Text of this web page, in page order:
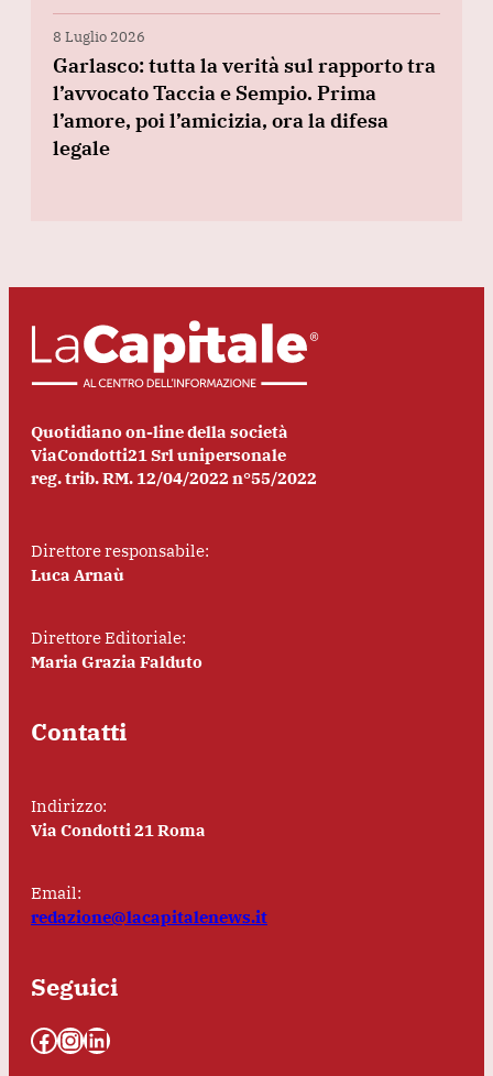
8 Luglio 2026
Garlasco: tutta la verità sul rapporto tra
l’avvocato Taccia e Sempio. Prima
l’amore, poi l’amicizia, ora la difesa
legale
Quotidiano on-line della società
ViaCondotti21 Srl unipersonale
reg. trib. RM. 12/04/2022 n°55/2022
Direttore responsabile:
Luca Arnaù
Direttore Editoriale:
Maria Grazia Falduto
Contatti
Indirizzo:
Via Condotti 21 Roma
Email:
redazione@lacapitalenews.it
Seguici
Facebook InstagramLinkedIn